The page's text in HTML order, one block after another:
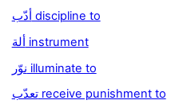
أدّب discipline to
ألة instrument
نوّر illuminate to
تعدّب receive punishment to